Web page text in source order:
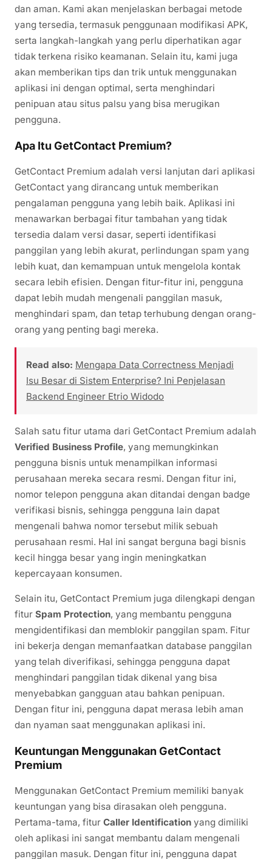
dan aman. Kami akan menjelaskan berbagai metode
yang tersedia, termasuk penggunaan modifikasi APK,
serta langkah-langkah yang perlu diperhatikan agar
tidak terkena risiko keamanan. Selain itu, kami juga
akan memberikan tips dan trik untuk menggunakan
aplikasi ini dengan optimal, serta menghindari
penipuan atau situs palsu yang bisa merugikan
pengguna.
Apa Itu GetContact Premium?
GetContact Premium adalah versi lanjutan dari aplikasi
GetContact yang dirancang untuk memberikan
pengalaman pengguna yang lebih baik. Aplikasi ini
menawarkan berbagai fitur tambahan yang tidak
tersedia dalam versi dasar, seperti identifikasi
panggilan yang lebih akurat, perlindungan spam yang
lebih kuat, dan kemampuan untuk mengelola kontak
secara lebih efisien. Dengan fitur-fitur ini, pengguna
dapat lebih mudah mengenali panggilan masuk,
menghindari spam, dan tetap terhubung dengan orang-
orang yang penting bagi mereka.
Read also: Mengapa Data Correctness Menjadi
Isu Besar di Sistem Enterprise? Ini Penjelasan
Backend Engineer Etrio Widodo
Salah satu fitur utama dari GetContact Premium adalah
Verified Business Profile, yang memungkinkan
pengguna bisnis untuk menampilkan informasi
perusahaan mereka secara resmi. Dengan fitur ini,
nomor telepon pengguna akan ditandai dengan badge
verifikasi bisnis, sehingga pengguna lain dapat
mengenali bahwa nomor tersebut milik sebuah
perusahaan resmi. Hal ini sangat berguna bagi bisnis
kecil hingga besar yang ingin meningkatkan
kepercayaan konsumen.
Selain itu, GetContact Premium juga dilengkapi dengan
fitur Spam Protection, yang membantu pengguna
mengidentifikasi dan memblokir panggilan spam. Fitur
ini bekerja dengan memanfaatkan database panggilan
yang telah diverifikasi, sehingga pengguna dapat
menghindari panggilan tidak dikenal yang bisa
menyebabkan gangguan atau bahkan penipuan.
Dengan fitur ini, pengguna dapat merasa lebih aman
dan nyaman saat menggunakan aplikasi ini.
Keuntungan Menggunakan GetContact
Premium
Menggunakan GetContact Premium memiliki banyak
keuntungan yang bisa dirasakan oleh pengguna.
Pertama-tama, fitur Caller Identification yang dimiliki
oleh aplikasi ini sangat membantu dalam mengenali
panggilan masuk. Dengan fitur ini, pengguna dapat